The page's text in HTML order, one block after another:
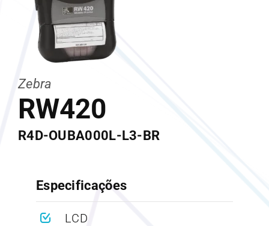
Zebra
RW420
R4D-OUBA000L-L3-BR
Especificações
LCD